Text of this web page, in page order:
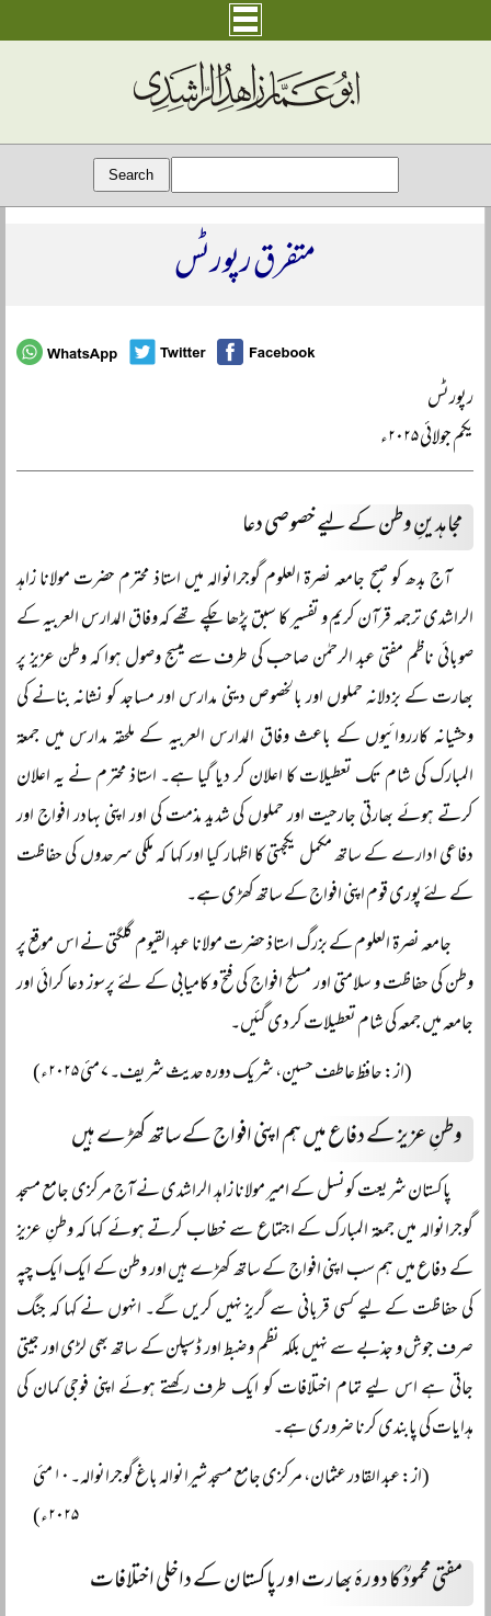
متفرق رپورٹس
رپورٹس
یکم جولائی ۲۰۲۵ء
مجاہدینِ وطن کے لیے خصوصی دعا
آج بدھ کو صبح جامعہ نصرۃ العلوم گوجرانوالہ میں استاذ محترم حضرت مولانا زاہد
الراشدی ترجمہ قرآن کریم و تفسیر کا سبق پڑھا چکے تھے کہ وفاق المدارس العربیہ کے
صوبائی ناظم مفتی عبد الرحمٰن صاحب کی طرف سے میسج وصول ہوا کہ وطن عزیز پر
بھارت کے بزدلانہ حملوں اور بالخصوص دینی مدارس اور مساجد کو نشانہ بنانے کی
وحشیانہ کارروائیوں کے باعث وفاق المدارس العربیہ کے ملحقہ مدارس میں جمعۃ
المبارک کی شام تک تعطیلات کا اعلان کر دیا گیا ہے۔ استاذ محترم نے یہ اعلان
کرتے ہوئے بھارتی جارحیت اور حملوں کی شدید مذمت کی اور اپنی بہادر افواج اور
دفاعی ادارے کے ساتھ مکمل یکجہتی کا اظہار کیا اور کہا کہ ملکی سرحدوں کی حفاظت
کے لئے پوری قوم اپنی افواج کے ساتھ کھڑی ہے۔
جامعہ نصرۃ العلوم کے بزرگ استاذ حضرت مولانا عبد القیوم گلگتی نے اس موقع پر
وطن کی حفاظت و سلامتی اور مسلح افواج کی فتح و کامیابی کے لئے پرسوز دعا کرائی اور
جامعہ میں جمعہ کی شام تعطیلات کر دی گئیں۔
(از: حافظ عاطف حسین، شریک دورہ حدیث شریف۔ ۷ مئی ۲۰۲۵ء)
وطنِ عزیز کے دفاع میں ہم اپنی افواج کے ساتھ کھڑے ہیں
پاکستان شریعت کونسل کے امیر مولانا زاہد الراشدی نے آج مرکزی جامع مسجد
گوجرانوالہ میں جمعۃ المبارک کے اجتماع سے خطاب کرتے ہوئے کہا کہ وطنِ عزیز
کے دفاع میں ہم سب اپنی افواج کے ساتھ کھڑے ہیں اور وطن کے ایک ایک چپہ
کی حفاظت کے لیے کسی قربانی سے گریز نہیں کریں گے۔ انہوں نے کہا کہ جنگ
صرف جوش و جذبے سے نہیں بلکہ نظم و ضبط اور ڈسپلن کے ساتھ بھی لڑی اور جیتی
جاتی ہے اس لیے تمام اختلافات کو ایک طرف رکھتے ہوئے اپنی فوجی کمان کی
ہدایات کی پابندی کرنا ضروری ہے۔
(از: عبد القادر عثمان، مرکزی جامع مسجد شیرانوالہ باغ گوجرانوالہ۔ ۱۰ مئی
۲۰۲۵ء)
مفتی محمودؒ کا دورۂ بھارت اور پاکستان کے داخلی اختلافات